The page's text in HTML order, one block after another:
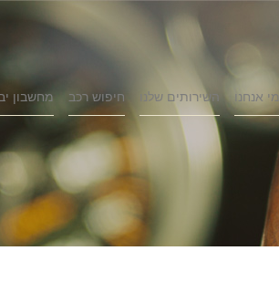
מי אנחנו השירותים שלנו חיפוש רכב מחשבון